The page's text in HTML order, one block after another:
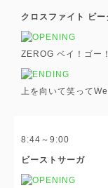
クロスファイト ビ
ZEROG ベイ！ゴー
上を向いて笑って
8:44～9:00
ビーストサーガ